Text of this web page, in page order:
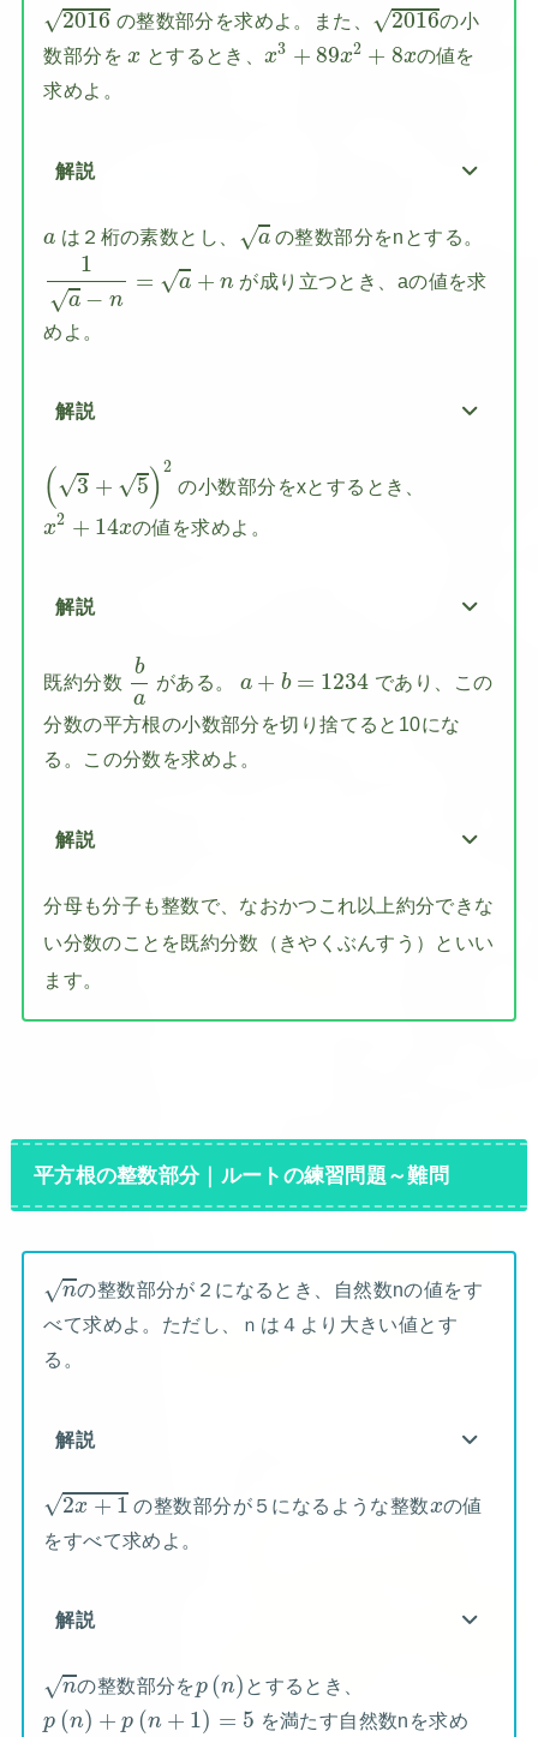
√2016
2016
の整数部分を求めよ。また、 √2016
2016
の小
数部分をx
x とするとき、x3 + 89x2 + 8x
3 + 89x 2+ 8 x
の値を
求めよ。
解説
a
a は２桁の素数とし、 √aの整数部分をnとする。
1
√a − n
= √a + n
a−n =a n
が成り立つとき、aの値を求
めよ。
解説
(√3 + √5)2
3
の小数部分をxとするとき、
x2 + 14x
x2 + 14 x の値を求めよ。
解説
既約分数
b
a
ba
がある。 a + b = 1234
a + = 1234
であり、この
分数の平方根の小数部分を切り捨てると10にな
る。この分数を求めよ。
解説
分母も分子も整数で、なおかつこれ以上約分できな
い分数のことを既約分数（きやくぶんすう）といい
ます。
平方根の整数部分｜ルートの練習問題～難問
√nの整数部分が２になるとき、自然数nの値をす
べて求めよ。ただし、ｎは４より大きい値とす
る。
解説
√2x + 1
x+1
の整数部分が５になるような整数x
xの値
をすべて求めよ。
解説
√nの整数部分をp (n)
(n ) とするとき、
p (n) + p (n + 1) = 5
(n )+ p + = 5
を満たす自然数nを求め